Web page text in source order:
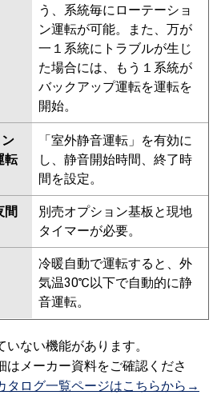
う、系統毎にローテーショ
ン運転が可能。また、万が
一１系統にトラブルが生じ
た場合には、もう１系統が
バックアップ運転を運転を
開始。
転
「室外静音運転」を有効に
し、静音開始時間、終了時
間を設定。
間
別売オプション基板と現地
タイマーが必要。
冷暖自動で運転すると、外
気温30℃以下で自動的に静
音運転。
ない機能があります。
はメーカー資料をご確認くださ
タログ一覧ページはこちらから→